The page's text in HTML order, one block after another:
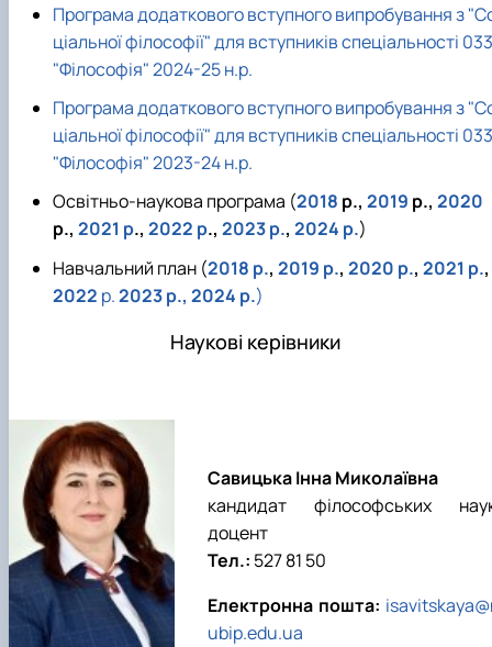
Програма додаткового вступного випробування з
ціальної філософії" для вступників спеціальності 033
"Філософія" 2024-25 н.р.
Програма додаткового вступного випробування з
ціальної філософії" для вступників спеціальності 033
"Філософія" 2023-24 н.р.
Освітньо-наукова програма (2018 р., 2019 р., 2020
р., 2021 р., 2022 р., 2023 р., 2024 р.)
Навчальний план (2018 р., 2019 р., 2020 р., 2021 р.,
2022 р.2023 р., 2024 р.)
Наукові керівники
Савицька Інна Миколаївна
кандидат філософських
доцент
Тел.: 527 81 50
Електронна пошта:
ubip.edu.ua